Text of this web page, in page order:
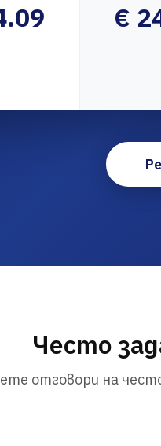
€
Често
отговори на